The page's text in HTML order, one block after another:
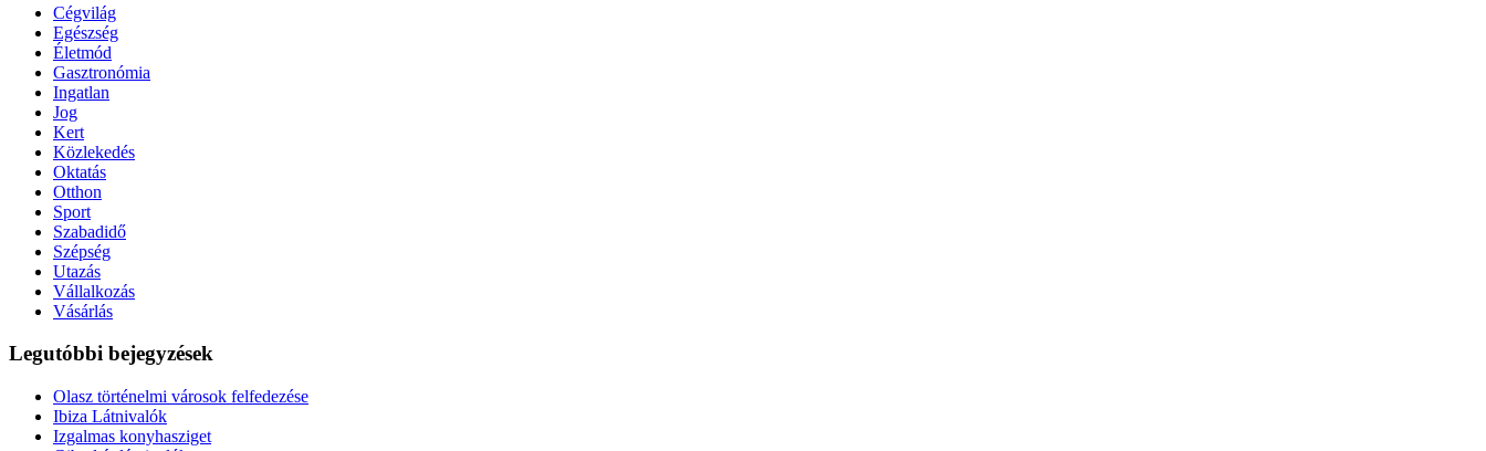
Cégvilág
Egészség
Életmód
Gasztronómia
Ingatlan
Jog
Kert
Közlekedés
Oktatás
Otthon
Sport
Szabadidő
Szépség
Utazás
Vállalkozás
Vásárlás
Legutóbbi bejegyzések
Olasz történelmi városok felfedezése
Ibiza Látnivalók
Izgalmas konyhasziget